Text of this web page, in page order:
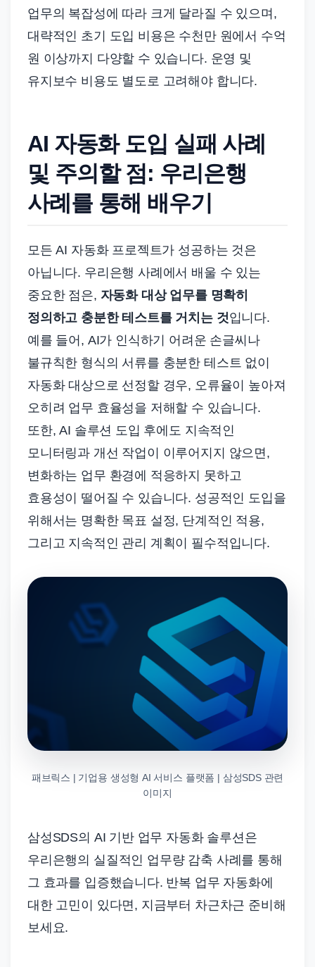
업무의 복잡성에 따라 크게 달라질 수 있으며,
대략적인 초기 도입 비용은 수천만 원에서 수억
원 이상까지 다양할 수 있습니다. 운영 및
유지보수 비용도 별도로 고려해야 합니다.
AI 자동화 도입 실패 사례
및 주의할 점: 우리은행
사례를 통해 배우기
모든 AI 자동화 프로젝트가 성공하는 것은
아닙니다. 우리은행 사례에서 배울 수 있는
중요한 점은, 자동화 대상 업무를 명확히
정의하고 충분한 테스트를 거치는 것입니다.
예를 들어, AI가 인식하기 어려운 손글씨나
불규칙한 형식의 서류를 충분한 테스트 없이
자동화 대상으로 선정할 경우, 오류율이 높아져
오히려 업무 효율성을 저해할 수 있습니다.
또한, AI 솔루션 도입 후에도 지속적인
모니터링과 개선 작업이 이루어지지 않으면,
변화하는 업무 환경에 적응하지 못하고
효용성이 떨어질 수 있습니다. 성공적인 도입을
위해서는 명확한 목표 설정, 단계적인 적용,
그리고 지속적인 관리 계획이 필수적입니다.
패브릭스 | 기업용 생성형 AI 서비스 플랫폼 | 삼성SDS 관련
이미지
삼성SDS의 AI 기반 업무 자동화 솔루션은
우리은행의 실질적인 업무량 감축 사례를 통해
그 효과를 입증했습니다. 반복 업무 자동화에
대한 고민이 있다면, 지금부터 차근차근 준비해
보세요.